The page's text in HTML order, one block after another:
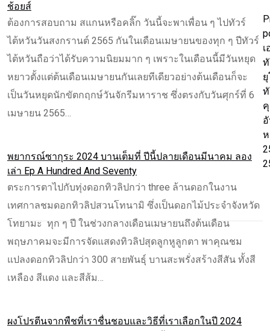
ช้อยส์
ต้องการสอบถาม สแกนหรือคลิ๊ก วันนี้จะพาเพื่อน ๆ ไปทัวร์
ไต้หวันวันสงกรานต์ 2565 กันในเดือนเมษายนของทุก ๆ ปีทัวร์
ไต้หวันถือว่าได้รับความนิยมมาก ๆ เพราะในเดือนนี้มีวันหยุด
หยาวตั้งแต่ต้นเดือนเมษายนกันเลยทีเดียวอย่างต้นเดือนก็จะ
เป็นวันหยุดนักขัตกฤกษ์วันจักรีมหาราช ซึ่งตรงกับวันศุกร์ที่ 6
เมษายน 2565…
พยากรณ์ซากุระ 2024 บานเต็มที่ ปีนี้ปลายเดือนมีนาคม ลอง
เล่า Ep A Hundred And Seventy
ตระการตาไปกับทุ่งดอกทิวลิปกว่า three ล้านดอกในงาน
เทศกาลชมดอกทิวลิปสวนโทนามิ ซึ่งเป็นดอกไม้ประจำจังหวัด
โทยามะ ทุก ๆ ปี ในช่วงกลางเดือนเมษายนถึงต้นเดือน
พฤษภาคมจะมีการจัดแสดงทิวลิปสุดลูกหูลูกตา พาคุณชม
แปลงดอกทิวลิปกว่า 300 สายพันธุ์ บานสะพรั่งสร้างสีสัน ทั้งสี
เหลือง สีแดง และสีส้ม…
ผงโปรตีนจากพืชที่เราชื่นชอบและวิธีที่เราเลือกในปี 2024